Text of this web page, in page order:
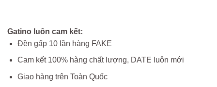
Gatino luôn cam kết:
Đền gấp 10 lần hàng FAKE
Cam kết 100% hàng chất lượng, DATE luôn mới
Giao hàng trên Toàn Quốc